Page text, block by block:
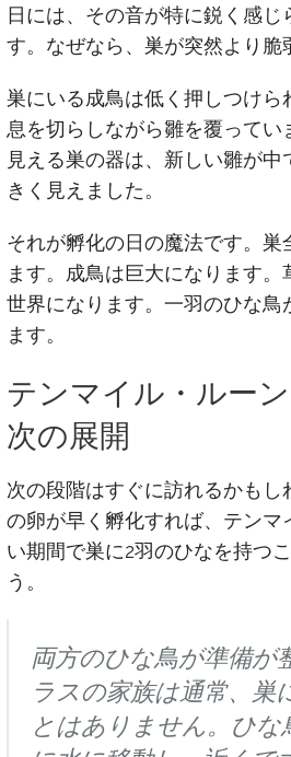
日には、その音が特に鋭く感じ
す。なぜなら、巣が突然より脆
巣にいる成鳥は低く押しつけら
息を切らしながら雛を覆ってい
見える巣の器は、新しい雛が
きく見えました。
それが孵化の日の魔法です。巣
ます。成鳥は巨大になります
世界になります。一羽のひな鳥
ます。
テンマイル・ルー
次の展開
次の段階はすぐに訪れるかもし
の卵が早く孵化すれば、テンマ
い期間で巣に2羽のひなを持つ
う。
両方のひな鳥が準備が
ラスの家族は通常、巣
とはありません。ひな